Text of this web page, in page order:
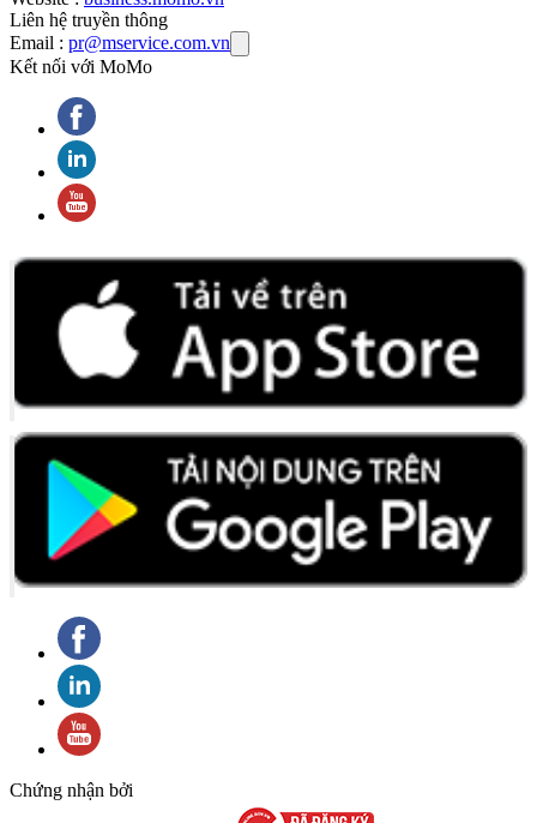
Liên hệ truyền thông
Email : pr@mservice.com.vn
Kết nối với MoMo
Chứng nhận bởi